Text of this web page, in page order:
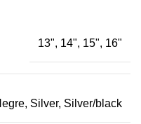
13", 14", 15", 16"
Silver, Silver/black